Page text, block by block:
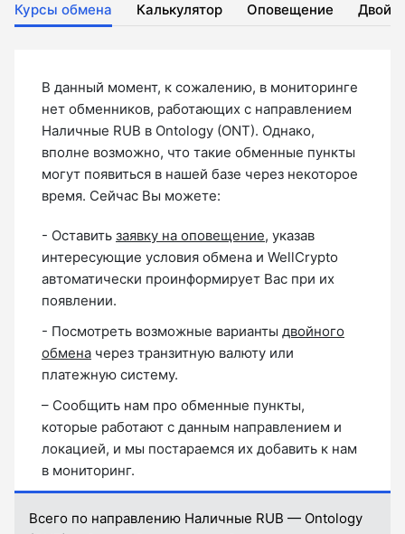
Курсы обмена Калькулятор Оповещение
В данный момент, к сожалению, в мониторинге
нет обменников, работающих с направлением
Наличные RUB в Ontology (ONT). Однако,
вполне возможно, что такие обменные пункты
могут появиться в нашей базе через некоторое
время. Сейчас Вы можете:
- Оставить заявку на оповещение, указав
интересующие условия обмена и WellCrypto
автоматически проинформирует Вас при их
появлении.
- Посмотреть возможные варианты двойного
обмена через транзитную валюту или
платежную систему.
– Сообщить нам про обменные пункты,
которые работают с данным направлением и
локацией, и мы постараемся их добавить к нам
в мониторинг.
Всего по направлению Наличные RUB — Ontology